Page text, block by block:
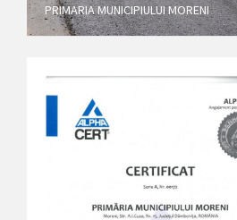
PRIMARIA MUNICIPIULUI MORENI